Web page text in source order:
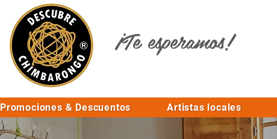
¡Te esperamos!
Promociones & Descuentos Artistas locales